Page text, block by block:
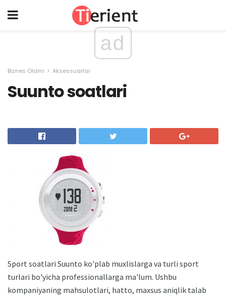
ad
Biznes Olami Aksessuarlar
Suunto soatlari
Sport soatlari Suunto ko'plab muxlislarga va turli sport
turlari bo'yicha professionallarga ma'lum. Ushbu
kompaniyaning mahsulotlari, hatto, maxsus aniqlik talab